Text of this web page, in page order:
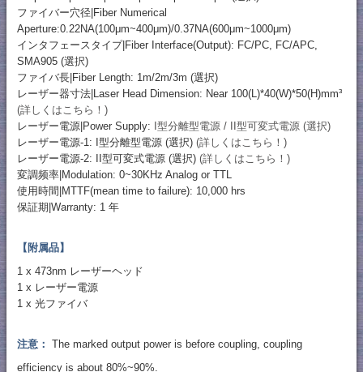
ファイバー穴径|Fiber Numerical
Aperture:0.22NA(100μm~400μm)/0.37NA(600μm~1000μm)
インタフェースタイプ|Fiber Interface(Output): FC/PC, FC/APC,
SMA905 (選択)
ファイバ長|Fiber Length: 1m/2m/3m (選択)
レーザー器寸法|Laser Head Dimension: Near 100(L)*40(W)*50(H)mm³
(詳しくはこちら！)
レーザー電源|Power Supply: I型分離型電源 / II型可変式電源 (選択)
レーザー電源-1: I型分離型電源 (選択) (詳しくはこちら！)
レーザー電源-2: II型可変式電源 (選択) (詳しくはこちら！)
変調频率|Modulation: 0~30KHz Analog or TTL
使用時間|MTTF(mean time to failure): 10,000 hrs
保証期|Warranty: 1 年
【附属品】
1 x 473nm レーザーヘッド
1 x レーザー電源
1 x 光ファイバ
注意： The marked output power is before coupling, coupling
efficiency is about 80%~90%.